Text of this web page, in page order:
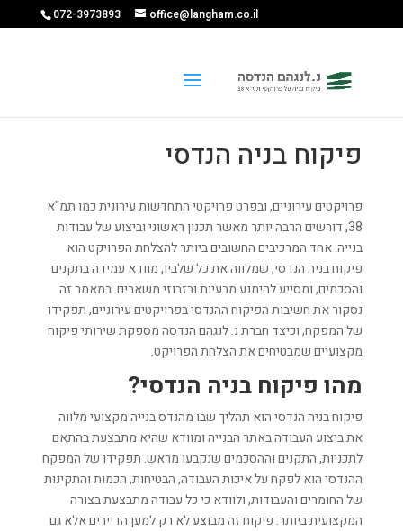
072-3973893 office@langham.co.il
פיקוח בניה הנדסי
פרויקטים עירוניים, ובפרט פרויקטי התחדשות עירונית כמו תמ"א
38, דורשים הרבה יותר מאשר תכנון ראשוני וביצוע של עבודות
בנייה. אחד המרכיבים החשובים ביותר להצלחת הפרויקט הוא
פיקוח בניה הנדסי, שמלווה את כל שלביו, מוודא עמידה בתקנים
והסכמים, ומסייע להימנע מבעיות ובזבוזי משאבים. במאמר זה
נסקור את חשיבות הפיקוח ההנדסי בפרויקטים עירוניים, תפקידו
של המפקח, וכיצד חברת נ. לנגהם הנדסה מספקת שירותי פיקוח
מקצועיים שמבטיחים את הצלחת הפרויקט.
מהו פיקוח בניה הנדסי?
פיקוח בניה הנדסי הוא תהליך שבו מהנדס בנייה מקצועי מלווה
את ביצוע העבודה באתר הבנייה ומוודא שהיא מתבצעת בהתאם
לתכניות, התקנים וההסכמים שנקבעו מראש. תפקידו של המפקח
ההנדסי הוא לפקח על איכות העבודה, הבטיחות, הכמות והתקינות
של החומרים והעבודות, ולוודא כי כל עבודה מתבצעת בצורה
המקצועית ביותר. פיקוח זה מבוצע לא רק למען הדיירים אלא גם